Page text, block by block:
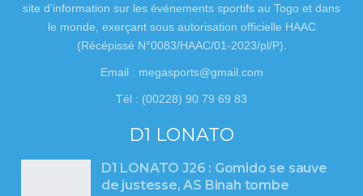
site d’information sur les événements sportifs au Togo et dans
le monde, exerçant sous autorisation officielle HAAC
(Récépissé N°0083/HAAC/01-2023/pl/P).
Email : megasports@gmail.com
Tél : (00228) 90 79 69 83
D1 LONATO
D1 LONATO J26 : Gomido se sauve
de justesse, AS Binah tombe